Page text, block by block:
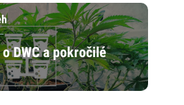
DWC a pokročilé